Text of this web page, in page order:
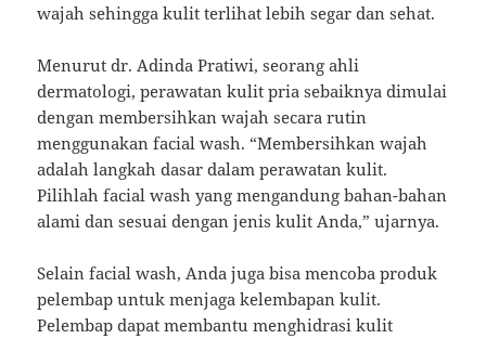
wajah sehingga kulit terlihat lebih segar dan sehat.
Menurut dr. Adinda Pratiwi, seorang ahli
dermatologi, perawatan kulit pria sebaiknya dimulai
dengan membersihkan wajah secara rutin
menggunakan facial wash. “Membersihkan wajah
adalah langkah dasar dalam perawatan kulit.
Pilihlah facial wash yang mengandung bahan-bahan
alami dan sesuai dengan jenis kulit Anda,” ujarnya.
Selain facial wash, Anda juga bisa mencoba produk
pelembap untuk menjaga kelembapan kulit.
Pelembap dapat membantu menghidrasi kulit